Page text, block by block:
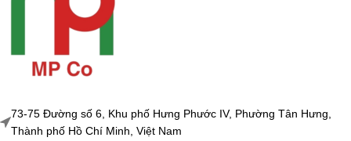
73-75 Đường số 6, Khu phố Hưng Phước IV, Phường Tân Hưng,
Thành phố Hồ Chí Minh, Việt Nam